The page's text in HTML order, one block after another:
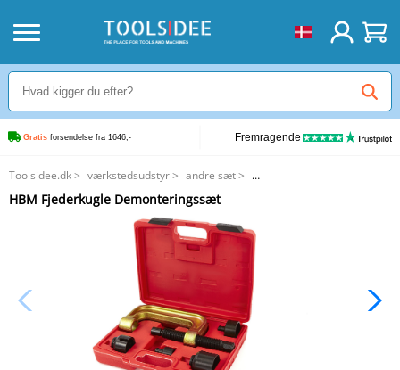
Gratis forsendelse fra 1646,- Fremragende
Toolsidee.dk> værkstedsudstyr> andre sæt>
HBM Fjederkugle Demonteringssæt
HBM Fjederkugle Demonteringssæt